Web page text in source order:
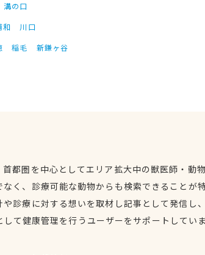
溝の口
和
川口
稲毛 新鎌ヶ谷
都圏を中心としてエリア拡大中の獣医師・動
く、診療可能な動物からも検索できることが
や診療に対する想いを取材し記事として発信し
て健康管理を行うユーザーをサポートしてい